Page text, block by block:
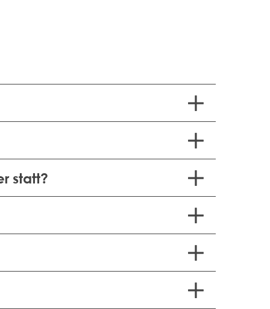
statt?